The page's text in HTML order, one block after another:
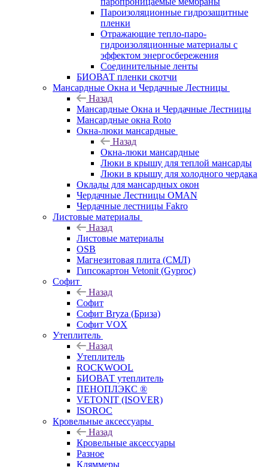
Пароизоляционные гидрозащитные
пленки
Отражающие тепло-паро-
гидроизоляционные материалы с
эффектом энергосбережения
Соединительные ленты
БИОВАТ пленки скотчи
Мансардные Окна и Чердачные Лестницы
Назад
Мансардные Окна и Чердачные Лестницы
Мансардные окна Roto
Окна-люки мансардные
Назад
Окна-люки мансардные
Люки в крышу для теплой мансарды
Люки в крышу для холодного чердака
Оклады для мансардных окон
Чердачные Лестницы OMAN
Чердачные лестницы Fakro
Листовые материалы
Назад
Листовые материалы
OSB
Магнезитовая плита (СМЛ)
Гипсокартон Vetonit (Gyproc)
Софит
Назад
Софит
Софит Bryza (Бриза)
Софит VOX
Утеплитель
Назад
Утеплитель
ROCKWOOL
БИОВАТ утеплитель
ПЕНОПЛЭКС ®
VETONIT (ISOVER)
ISOROC
Кровельные аксессуары
Назад
Кровельные аксессуары
Разное
Кляммеры